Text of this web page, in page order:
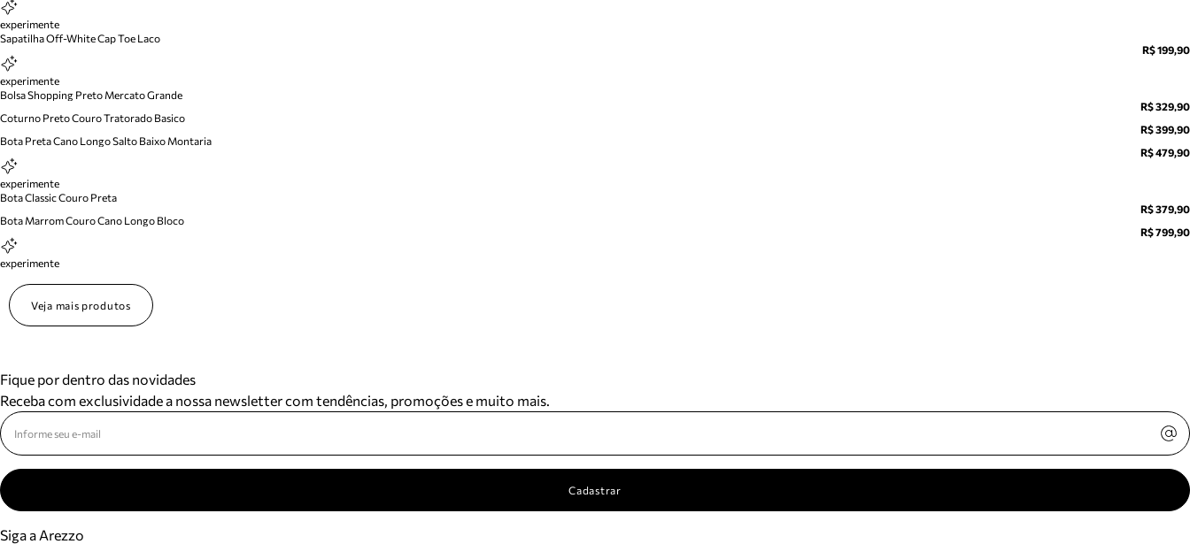
experimente
Sapatilha Off-White Cap Toe Laco
R$ 199,90
experimente
Bolsa Shopping Preto Mercato Grande
R$ 329,90
Coturno Preto Couro Tratorado Basico
R$ 399,90
Bota Preta Cano Longo Salto Baixo Montaria
R$ 479,90
experimente
Bota Classic Couro Preta
R$ 379,90
Bota Marrom Couro Cano Longo Bloco
R$ 799,90
experimente
Veja mais produtos
Fique por dentro das novidades
Receba com exclusividade a nossa newsletter com tendências, promoções e muito mais.
Cadastrar
Siga a Arezzo